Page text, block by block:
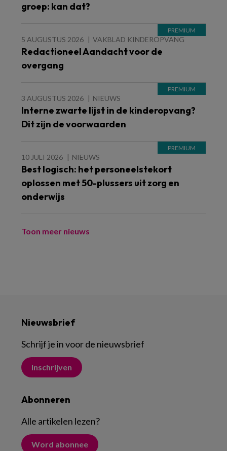
groep: kan dat?
5 AUGUSTUS 2026 VAKBLAD KINDEROPVANG
Redactioneel Aandacht voor de
overgang
3 AUGUSTUS 2026 NIEUWS
Interne zwarte lijst in de kinderopvang?
Dit zijn de voorwaarden
10 JULI 2026 NIEUWS
Best logisch: het personeelstekort
oplossen met 50-plussers uit zorg en
onderwijs
Toon meer nieuws
Nieuwsbrief
Schrijf je in voor de nieuwsbrief
Inschrijven
Abonneren
Alle artikelen lezen?
Word abonnee